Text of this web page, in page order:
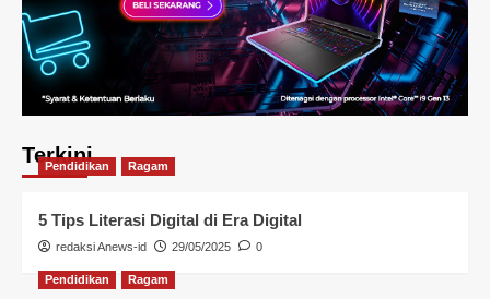
Terkini
Pendidikan Ragam
5 Tips Literasi Digital di Era Digital
redaksi Anews-id 29/05/2025 0
Pendidikan Ragam